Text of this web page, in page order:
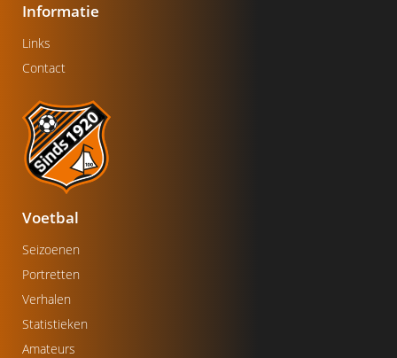
Informatie
Links
Contact
Voetbal
Seizoenen
Portretten
Verhalen
Statistieken
Amateurs